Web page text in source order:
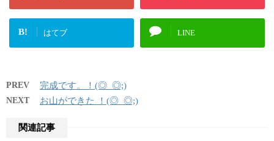
B! はてブ LINE
PREV 完成です。！(◎_◎;)
NEXT お山ができた ！(◎_◎;)
関連記事